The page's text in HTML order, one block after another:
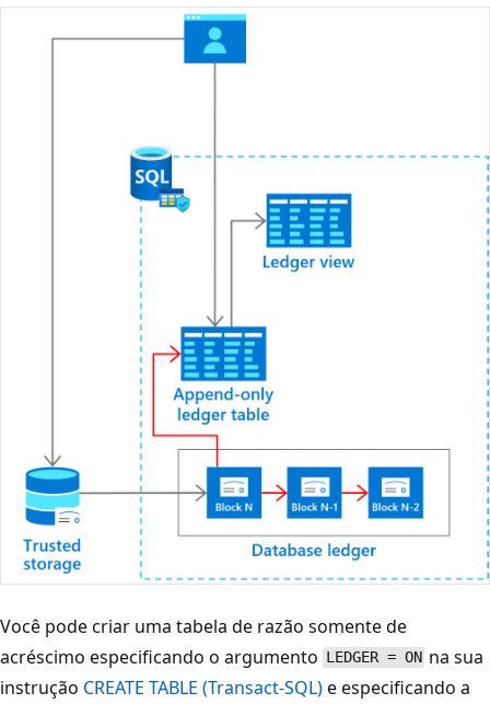
Você pode criar uma tabela de razão somente de
acréscimo especificando o argumento
LEDGER = ON na sua
instrução CREATE TABLE (Transact-SQL)e especificando a